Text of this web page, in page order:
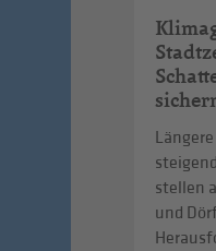
stellen
und